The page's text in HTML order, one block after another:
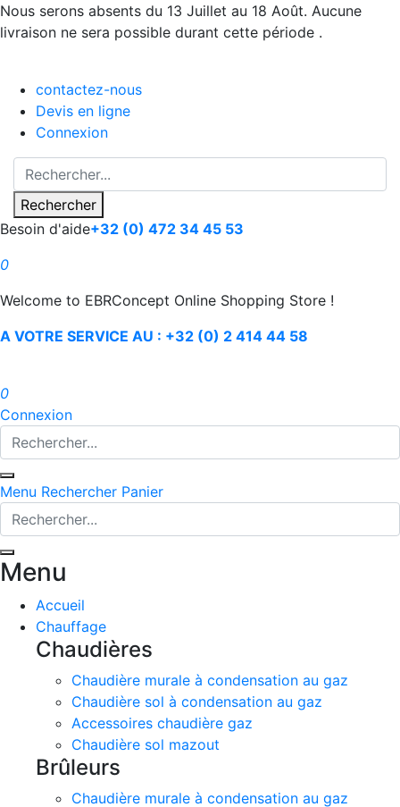
Nous serons absents du 13 Juillet au 18 Août. Aucune
livraison ne sera possible durant cette période .
contactez-nous
Devis en ligne
Connexion
Rechercher
Besoin d'aide+32 (0) 472 34 45 53
0
Welcome to EBRConcept Online Shopping Store !
A VOTRE SERVICE AU : +32 (0) 2 414 44 58
0
Connexion
Menu Rechercher Panier
Menu
Accueil
Chauffage
Chaudières
Chaudière murale à condensation au gaz
Chaudière sol à condensation au gaz
Accessoires chaudière gaz
Chaudière sol mazout
Brûleurs
Chaudière murale à condensation au gaz